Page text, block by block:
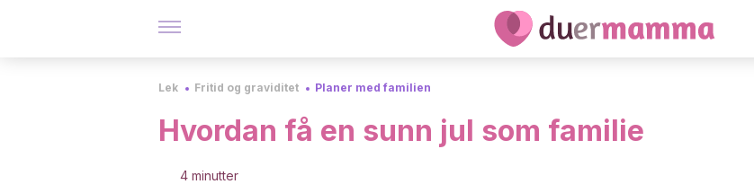
Lek Fritid og graviditet Planer med familien
Hvordan få en sunn jul som familie
4 minutter